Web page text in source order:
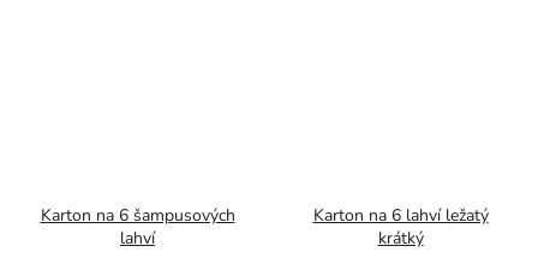
Karton na 6 šampusových
lahví
Karton na 6 lahví ležatý
krátký